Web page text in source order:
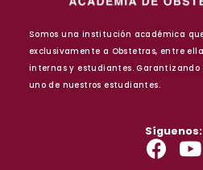
Somos una institución académica
exclusivamente a Obstetras, entre
internas y estudiantes. Garantizando
uno de nuestros estudiantes.
Síguenos: